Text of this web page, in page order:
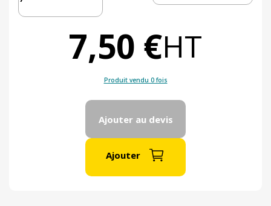
7,50 €HT
Produit vendu 0 fois
Ajouter au devis
Ajouter